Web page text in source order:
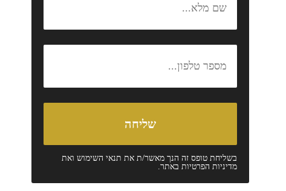
בשליחת טופס זה הנך מאשר/ת את תנאי השימושואת
מדיניות הפרטיותבאתר.